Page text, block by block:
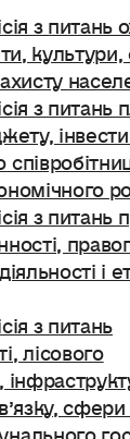
з питань
з питань
з питань
і
з питань
лісового